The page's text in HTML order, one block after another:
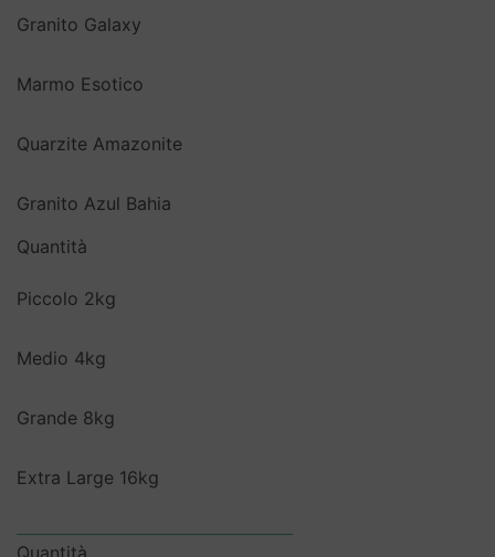
Granito Galaxy
Marmo Esotico
Quarzite Amazonite
Granito Azul Bahia
Quantità
Piccolo 2kg
Medio 4kg
Grande 8kg
Extra Large 16kg